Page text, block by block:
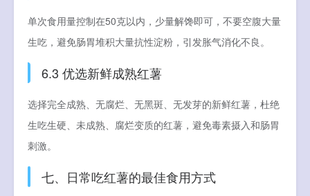
单次食用量控制在50克以内，少量解馋即可，不要空腹大量
生吃，避免肠胃堆积大量抗性淀粉，引发胀气消化不良。
6.3 优选新鲜成熟红薯
选择完全成熟、无腐烂、无黑斑、无发芽的新鲜红薯，杜绝
生吃生硬、未成熟、腐烂变质的红薯，避免毒素摄入和肠胃
刺激。
七、日常吃红薯的最佳食用方式